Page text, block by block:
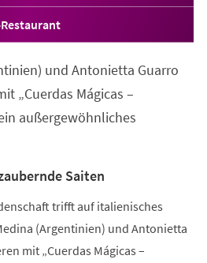
und Antonietta Guarro
„Cuerdas Mágicas –
außergewöhnliches
Saiten
trifft auf italienisches
(Argentinien) und Antonietta
mit „Cuerdas Mágicas –